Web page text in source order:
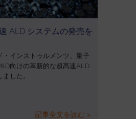
ALD システムの発売を
・インストゥルメンツ、量子
向けの革新的な超高速ALD
した。
記事全文を読む >